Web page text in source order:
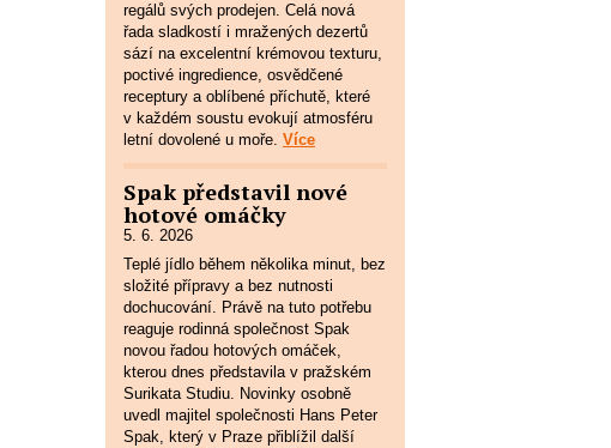
regálů svých prodejen. Celá nová
řada sladkostí i mražených dezertů
sází na excelentní krémovou texturu,
poctivé ingredience, osvědčené
receptury a oblíbené příchutě, které
v každém soustu evokují atmosféru
letní dovolené u moře. Více
Spak představil nové
hotové omáčky
5. 6. 2026
Teplé jídlo během několika minut, bez
složité přípravy a bez nutnosti
dochucování. Právě na tuto potřebu
reaguje rodinná společnost Spak
novou řadou hotových omáček,
kterou dnes představila v pražském
Surikata Studiu. Novinky osobně
uvedl majitel společnosti Hans Peter
Spak, který v Praze přiblížil další